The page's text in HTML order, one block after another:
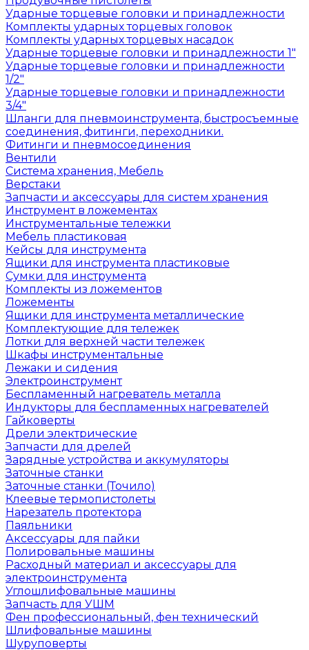
Ударные торцевые головки и принадлежности
Комплекты ударных торцевых головок
Комплекты ударных торцевых насадок
Ударные торцевые головки и принадлежности 1"
Ударные торцевые головки и принадлежности
1/2"
Ударные торцевые головки и принадлежности
3/4"
Шланги для пневмоинструмента, быстросъемные
соединения, фитинги, переходники.
Фитинги и пневмосоединения
Вентили
Система хранения, Мебель
Верстаки
Запчасти и аксессуары для систем хранения
Инструмент в ложементах
Инструментальные тележки
Мебель пластиковая
Кейсы для инструмента
Ящики для инструмента пластиковые
Сумки для инструмента
Комплекты из ложементов
Ложементы
Ящики для инструмента металлические
Комплектующие для тележек
Лотки для верхней части тележек
Шкафы инструментальные
Лежаки и сидения
Электроинструмент
Беспламенный нагреватель металла
Индукторы для беспламенных нагревателей
Гайковерты
Дрели электрические
Запчасти для дрелей
Зарядные устройства и аккумуляторы
Заточные станки
Заточные станки (Точило)
Клеевые термопистолеты
Нарезатель протектора
Паяльники
Аксессуары для пайки
Полировальные машины
Расходный материал и аксессуары для
электроинструмента
Углошлифовальные машины
Запчасть для УШМ
Фен профессиональный, фен технический
Шлифовальные машины
Шуруповерты